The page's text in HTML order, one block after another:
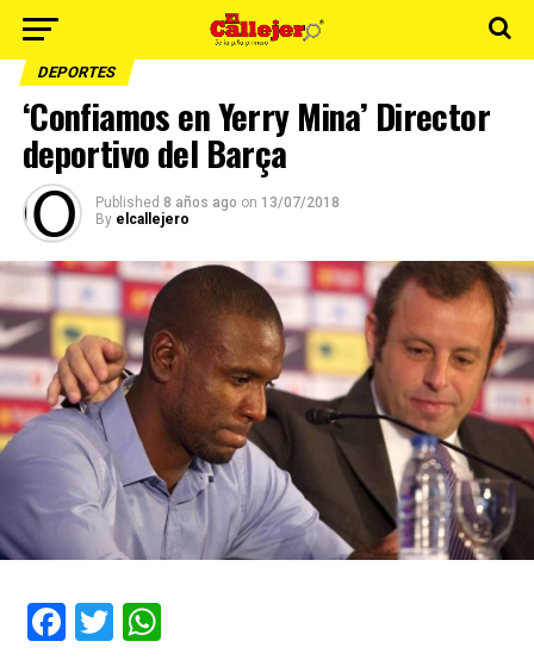
DEPORTES
‘Confiamos en Yerry Mina’ Director
deportivo del Barça
Published 8 años ago on 13/07/2018
By elcallejero
Facebook
Twitter